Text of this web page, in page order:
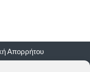
Απορρήτου